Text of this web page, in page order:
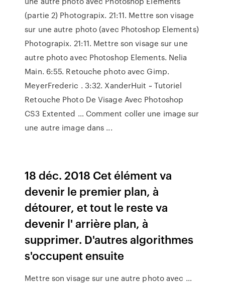
(partie 2) Photograpix. 21:11. Mettre son visage
sur une autre photo (avec Photoshop Elements)
Photograpix. 21:11. Mettre son visage sur une
autre photo avec Photoshop Elements. Nelia
Main. 6:55. Retouche photo avec Gimp.
MeyerFrederic . 3:32. XanderHuit ~ Tutoriel
Retouche Photo De Visage Avec Photoshop
CS3 Extented … Comment coller une image sur
une autre image dans ...
18 déc. 2018 Cet élément va
devenir le premier plan, à
détourer, et tout le reste va
devenir l' arrière plan, à
supprimer. D'autres algorithmes
s'occupent ensuite
Mettre son visage sur une autre photo avec …